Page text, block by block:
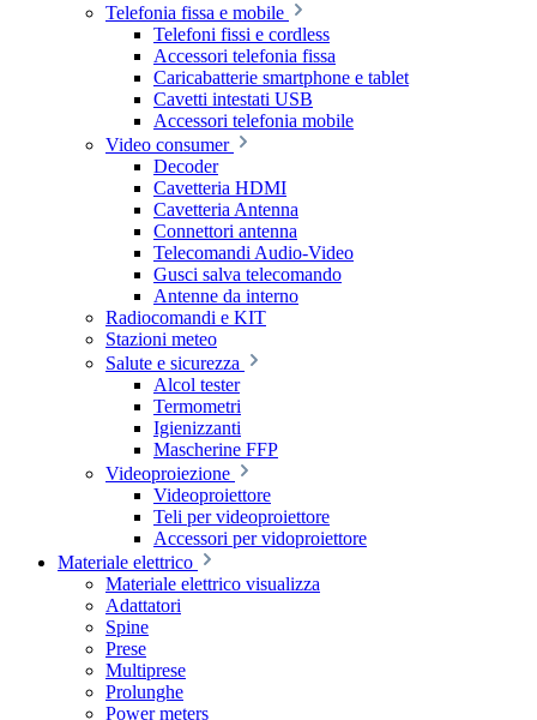
Telefonia fissa e mobile
Telefoni fissi e cordless
Accessori telefonia fissa
Caricabatterie smartphone e tablet
Cavetti intestati USB
Accessori telefonia mobile
Video consumer
Decoder
Cavetteria HDMI
Cavetteria Antenna
Connettori antenna
Telecomandi Audio-Video
Gusci salva telecomando
Antenne da interno
Radiocomandi e KIT
Stazioni meteo
Salute e sicurezza
Alcol tester
Termometri
Igienizzanti
Mascherine FFP
Videoproiezione
Videoproiettore
Teli per videoproiettore
Accessori per vidoproiettore
Materiale elettrico
Materiale elettrico visualizza
Adattatori
Spine
Prese
Multiprese
Prolunghe
Power meters